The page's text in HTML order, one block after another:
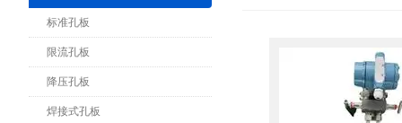
标准孔板
限流孔板
降压孔板
焊接式孔板